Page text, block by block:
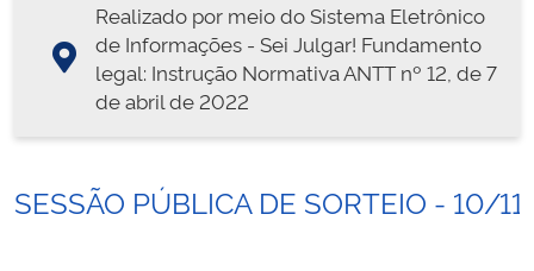
Realizado por meio do Sistema Eletrônico
de Informações - Sei Julgar! Fundamento
legal: Instrução Normativa ANTT nº 12, de 7
de abril de 2022
SESSÃO PÚBLICA DE SORTEIO - 10/